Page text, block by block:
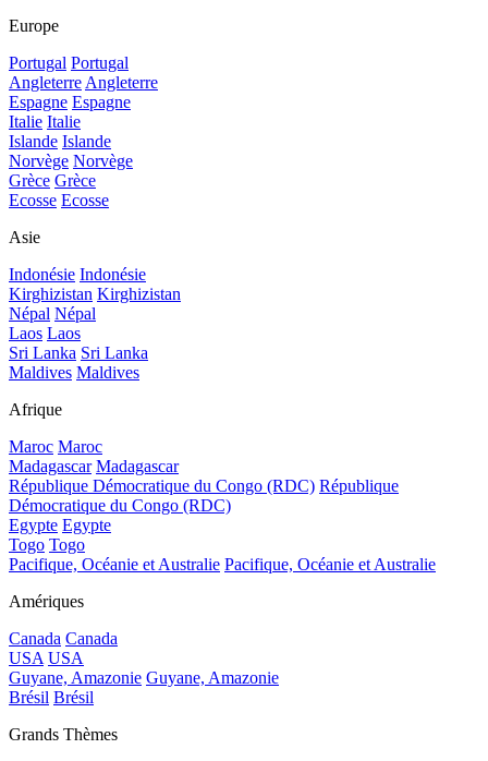
Europe
Portugal Portugal
AngleterreAngleterre
Espagne Espagne
Italie Italie
Islande Islande
Norvège Norvège
Grèce Grèce
Ecosse Ecosse
Asie
Indonésie Indonésie
Kirghizistan Kirghizistan
Népal Népal
Laos Laos
Sri Lanka Sri Lanka
Maldives Maldives
Afrique
Maroc Maroc
Madagascar Madagascar
République Démocratique du Congo (RDC) République
Démocratique du Congo (RDC)
Egypte Egypte
Togo Togo
Pacifique, Océanie et Australie Pacifique, Océanie et Australie
Amériques
Canada Canada
USA USA
Guyane, Amazonie Guyane, Amazonie
Brésil Brésil
Grands Thèmes